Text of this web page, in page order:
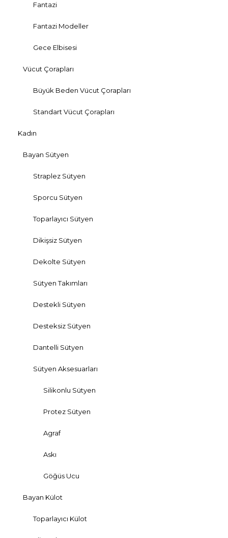
Fantazi
Fantazi Modeller
Gece Elbisesi
Vücut Çorapları
Büyük Beden Vücut Çorapları
Standart Vücut Çorapları
Kadın
Bayan Sütyen
Straplez Sütyen
Sporcu Sütyen
Toparlayıcı Sütyen
Dikişsiz Sütyen
Dekolte Sütyen
Sütyen Takımları
Destekli Sütyen
Desteksiz Sütyen
Dantelli Sütyen
Sütyen Aksesuarları
Silikonlu Sütyen
Protez Sütyen
Agraf
Askı
Göğüs Ucu
Bayan Külot
Toparlayıcı Külot